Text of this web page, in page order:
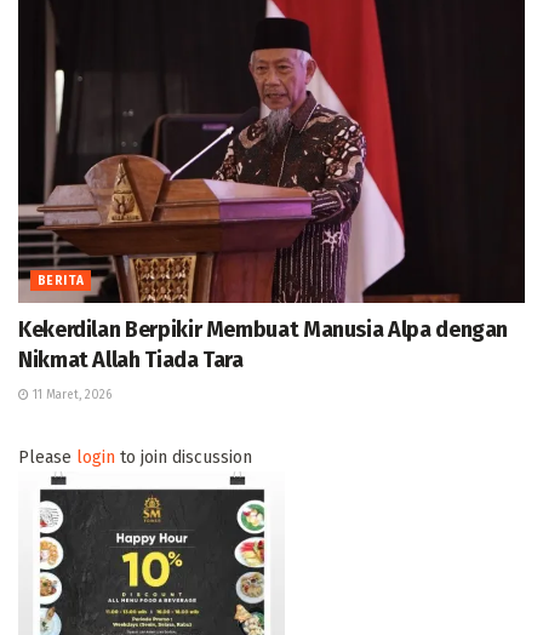
BERITA
Kekerdilan Berpikir Membuat Manusia Alpa dengan
Nikmat Allah Tiada Tara
11 Maret, 2026
Please login to join discussion